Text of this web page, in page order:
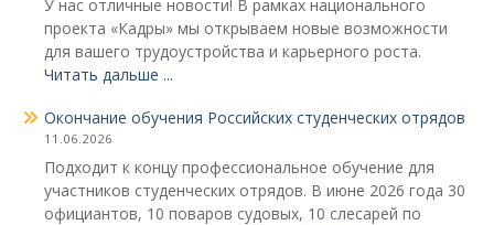
У нас отличные новости! В рамках национального
проекта «Кадры» мы открываем новые возможности
для вашего трудоустройства и карьерного роста.
Читать дальше ...
Окончание обучения Российских студенческих отрядов
11.06.2026
Подходит к концу профессиональное обучение для
участников студенческих отрядов. В июне 2026 года 30
официантов, 10 поваров судовых, 10 слесарей по